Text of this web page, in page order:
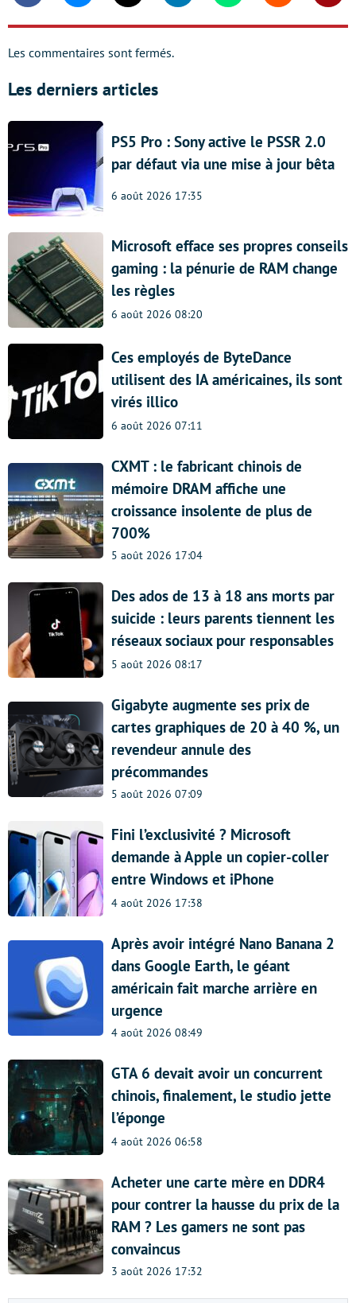
Les commentaires sont fermés.
Les derniers articles
PS5 Pro : Sony active le PSSR 2.0
par défaut via une mise à jour bêta
6 août 2026 17:35
Microsoft efface ses propres conseils
gaming : la pénurie de RAM change
les règles
6 août 2026 08:20
Ces employés de ByteDance
utilisent des IA américaines, ils sont
virés illico
6 août 2026 07:11
CXMT : le fabricant chinois de
mémoire DRAM affiche une
croissance insolente de plus de
700%
5 août 2026 17:04
Des ados de 13 à 18 ans morts par
suicide : leurs parents tiennent les
réseaux sociaux pour responsables
5 août 2026 08:17
Gigabyte augmente ses prix de
cartes graphiques de 20 à 40 %, un
revendeur annule des
précommandes
5 août 2026 07:09
Fini l’exclusivité ? Microsoft
demande à Apple un copier-coller
entre Windows et iPhone
4 août 2026 17:38
Après avoir intégré Nano Banana 2
dans Google Earth, le géant
américain fait marche arrière en
urgence
4 août 2026 08:49
GTA 6 devait avoir un concurrent
chinois, finalement, le studio jette
l’éponge
4 août 2026 06:58
Acheter une carte mère en DDR4
pour contrer la hausse du prix de la
RAM ? Les gamers ne sont pas
convaincus
3 août 2026 17:32